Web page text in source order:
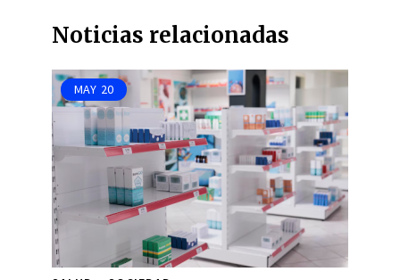
Noticias relacionadas
MAY 20